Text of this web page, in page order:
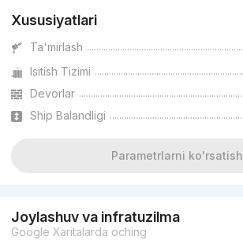
Xususiyatlari
Ta'mirlash
Isitish Tizimi
Devorlar
Ship Balandligi
Parametrlarni ko'rsatish
Joylashuv va infratuzilma
Google Xaritalarda oching